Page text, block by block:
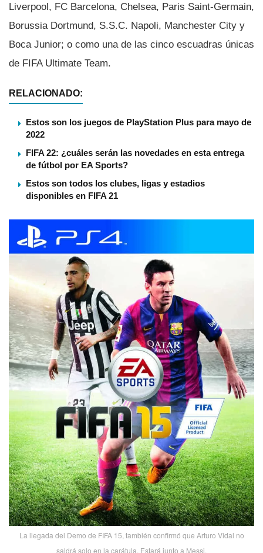
Liverpool, FC Barcelona, Chelsea, Paris Saint-Germain,
Borussia Dortmund, S.S.C. Napoli, Manchester City y
Boca Junior; o como una de las cinco escuadras únicas
de FIFA Ultimate Team.
RELACIONADO:
Estos son los juegos de PlayStation Plus para mayo de
2022
FIFA 22: ¿cuáles serán las novedades en esta entrega
de fútbol por EA Sports?
Estos son todos los clubes, ligas y estadios
disponibles en FIFA 21
La llegada del Demo de FIFA 15, también confirmó que Arturo Vidal no
saldrá solo en la carátula. Estará junto a Messi.